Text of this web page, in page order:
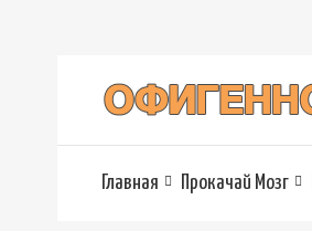
Главная Прокачай Мозг